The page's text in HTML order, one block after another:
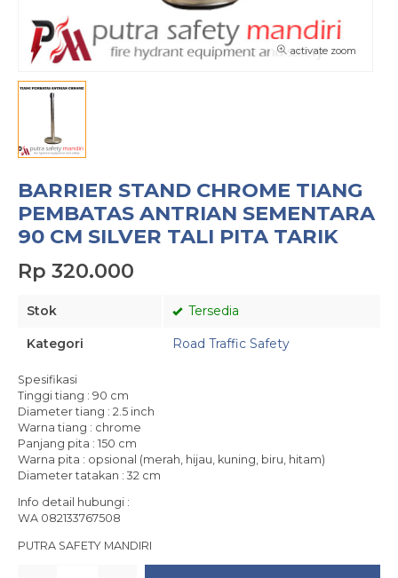
activate zoom
BARRIER STAND CHROME TIANG
PEMBATAS ANTRIAN SEMENTARA
90 CM SILVER TALI PITA TARIK
Rp 320.000
Stok Tersedia
Kategori Road Traffic Safety
Spesifikasi
Tinggi tiang : 90 cm
Diameter tiang : 2.5 inch
Warna tiang : chrome
Panjang pita : 150 cm
Warna pita : opsional (merah, hijau, kuning, biru, hitam)
Diameter tatakan : 32 cm
Info detail hubungi :
WA 082133767508
PUTRA SAFETY MANDIRI